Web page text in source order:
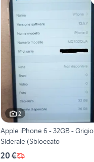
2
Apple iPhone 6 - 32GB - Grigio
Siderale (Sbloccato
20 €